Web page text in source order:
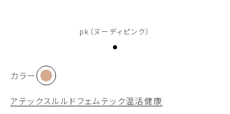
pk（ヌーディピンク）
カラー
アテックスルルドフェムテック温活健康